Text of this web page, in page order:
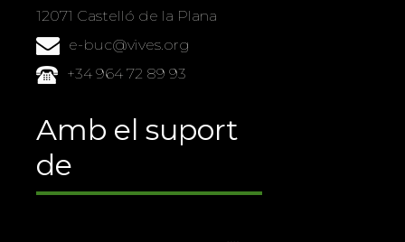
12071 Castelló de la Plana
e-buc@vives.org
+34 964 72 89 93
Amb el suport
de